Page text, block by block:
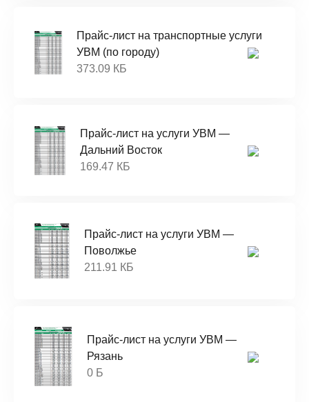
Прайс-лист на транспортные услуги
УВМ (по городу)
373.09 КБ
Прайс-лист на услуги УВМ —
Дальний Восток
169.47 КБ
Прайс-лист на услуги УВМ —
Поволжье
211.91 КБ
Прайс-лист на услуги УВМ —
Рязань
0 Б